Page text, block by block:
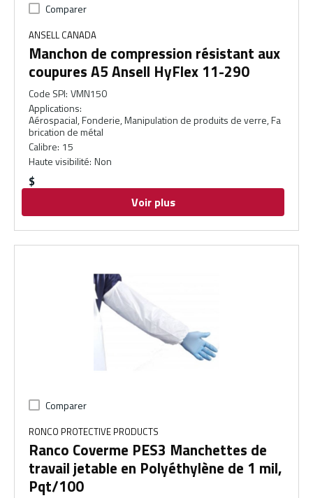
Comparer
ANSELL CANADA
Manchon de compression résistant aux
coupures A5 Ansell HyFlex 11-290
Code SPI: VMN150
Applications:
Aérospacial, Fonderie, Manipulation de produits de verre, Fa
brication de métal
Calibre: 15
Haute visibilité: Non
$
Voir plus
Comparer
RONCO PROTECTIVE PRODUCTS
Ranco Coverme PES3 Manchettes de
travail jetable en Polyéthylène de 1 mil,
Pqt/100